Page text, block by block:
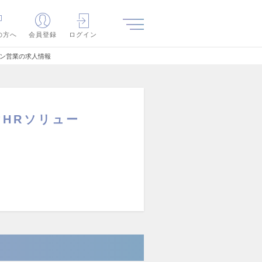
方へ 会員登録 ログイン
営業の求人情報
ソリュー